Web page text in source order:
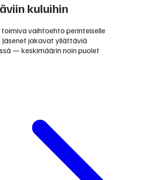
kuluihin
vaihtoehto perinteiselle
jakavat yllättäviä
— keskimäärin noin puolet